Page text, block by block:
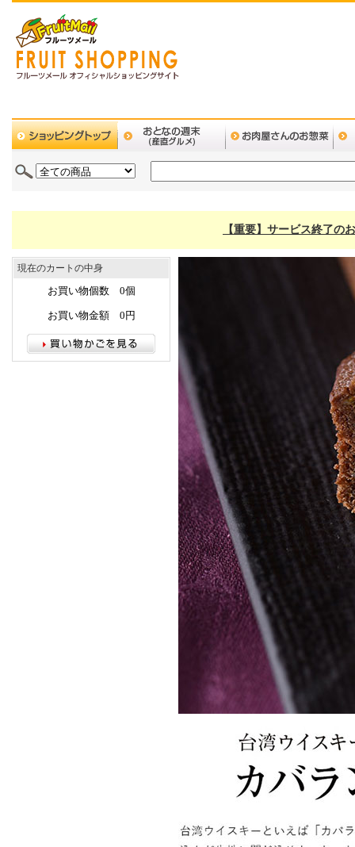
【重要】サービス終了の
現在のカートの中身
お買い物個数 0個
お買い物金額 0円